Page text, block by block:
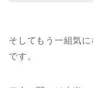
そしてもう一組気
です。